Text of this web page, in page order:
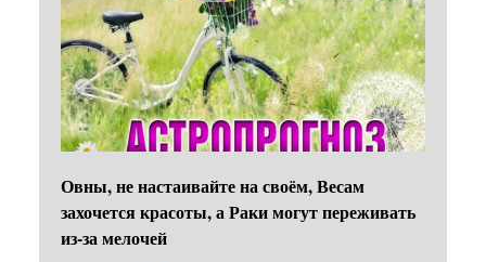
Овны, не настаивайте на своём, Весам
захочется красоты, а Раки могут переживать
из-за мелочей